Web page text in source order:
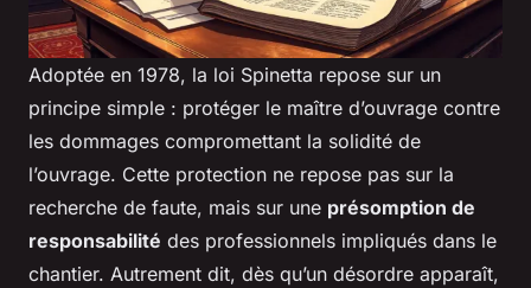
Adoptée en 1978, la loi Spinetta repose sur un
principe simple : protéger le maître d’ouvrage contre
les dommages compromettant la solidité de
l’ouvrage. Cette protection ne repose pas sur la
recherche de faute, mais sur une présomption de
responsabilité des professionnels impliqués dans le
chantier. Autrement dit, dès qu’un désordre apparaît,